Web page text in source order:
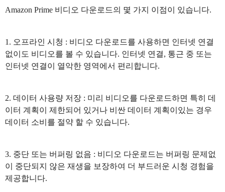
Amazon Prime 비디오 다운로드의 몇 가지 이점이 있습니다.
1. 오프라인 시청 : 비디오 다운로드를 사용하면 인터넷 연결
없이도 비디오를 볼 수 있습니다. 인터넷 연결, 통근 중 또는
인터넷 연결이 열악한 영역에서 편리합니다.
2. 데이터 사용량 저장 : 미리 비디오를 다운로드하면 특히 데
이터 계획이 제한되어 있거나 비싼 데이터 계획이있는 경우
데이터 소비를 절약 할 수 있습니다.
3. 중단 또는 버퍼링 없음 : 비디오 다운로드는 버퍼링 문제없
이 중단되지 않은 재생을 보장하여 더 부드러운 시청 경험을
제공합니다.